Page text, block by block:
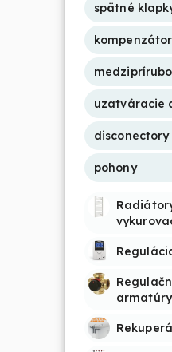
spätné
uzatváracie
disconectory
pohony
armatúry